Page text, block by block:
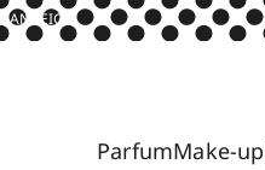
ANZEIGE
ParfumMake-up